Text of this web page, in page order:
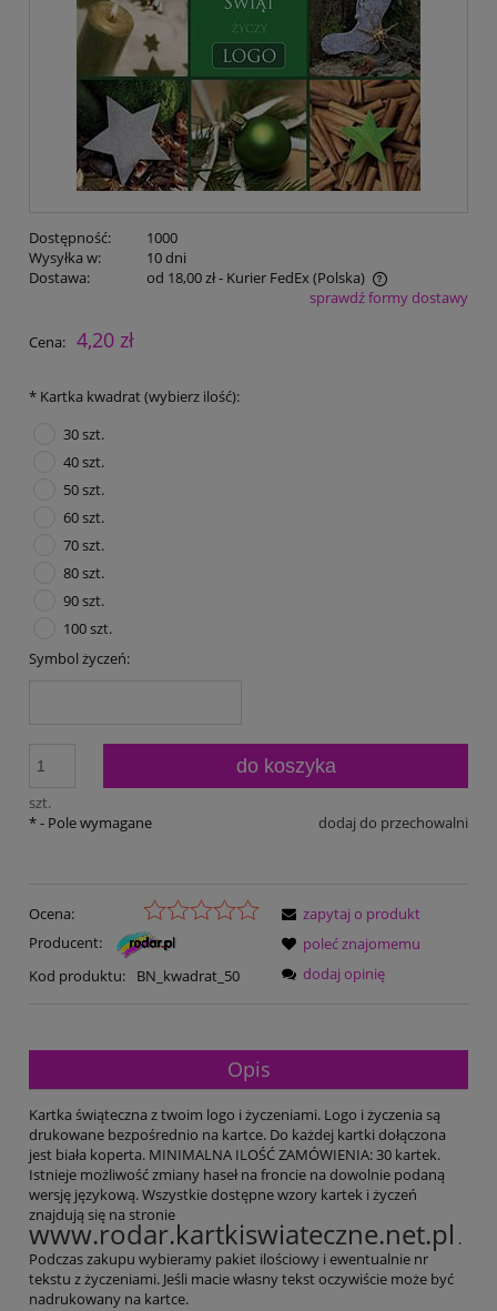
Dostępność:
1000
Wysyłka w:
10 dni
Dostawa:
od 18,00 zł- Kurier FedEx(Polska)
Cena nie zawiera ewentualnych kosztów płatnościsprawdź formy dostawy
Cena: 4,20 zł
* Kartka kwadrat (wybierz ilość):
30 szt.
40 szt.
50 szt.
60 szt.
70 szt.
80 szt.
90 szt.
100 szt.
Symbol życzeń:
szt.
do koszyka
dodaj do przechowalni
*- Pole wymagane
Ocena:
Producent:
Kod produktu:
BN_kwadrat_50
zapytaj o produkt
poleć znajomemu
dodaj opinię
Opis
Kartka świąteczna z twoim logo i życzeniami. Logo i życzenia są
drukowane bezpośrednio na kartce. Do każdej kartki dołączona
jest biała koperta. MINIMALNA ILOŚĆ ZAMÓWIENIA: 30 kartek.
Istnieje możliwość zmiany haseł na froncie na dowolnie podaną
wersję językową. Wszystkie dostępne wzory kartek i życzeń
znajdują się na stronie
www.rodar.kartkiswiateczne.net.pl .
Podczas zakupu wybieramy pakiet ilościowy i ewentualnie nr
tekstu z życzeniami. Jeśli macie własny tekst oczywiście może być
nadrukowany na kartce.